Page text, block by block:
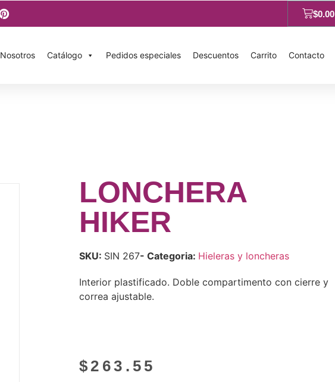
$0.00
Nosotros Catálogo Pedidos especiales Descuentos Carrito Contacto
LONCHERA
HIKER
SKU: SIN 267- Categoria: Hieleras y loncheras
Interior plastificado. Doble compartimento con cierre y
correa ajustable.
$ 263.55